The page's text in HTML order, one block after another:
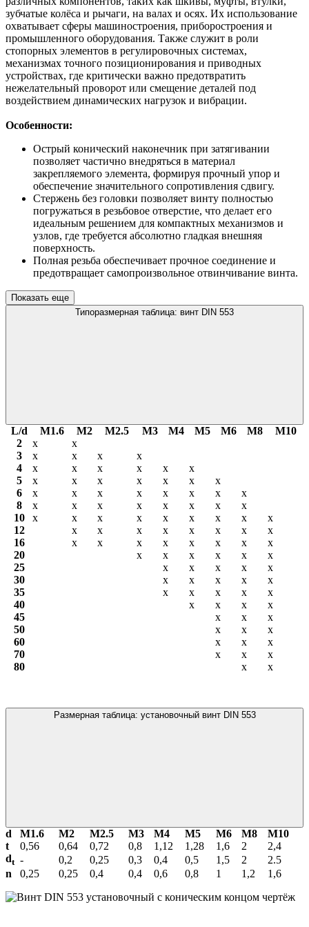
зубчатые колёса и рычаги, на валах и осях. Их использование
охватывает сферы машиностроения, приборостроения и
промышленного оборудования. Также служит в роли
стопорных элементов в регулировочных системах,
механизмах точного позиционирования и приводных
устройствах, где критически важно предотвратить
нежелательный проворот или смещение деталей под
воздействием динамических нагрузок и вибрации.
Особенности:
Острый конический наконечник при затягивании
позволяет частично внедряться в материал
закрепляемого элемента, формируя прочный упор и
обеспечение значительного сопротивления сдвигу.
Стержень без головки позволяет винту полностью
погружаться в резьбовое отверстие, что делает его
идеальным решением для компактных механизмов и
узлов, где требуется абсолютно гладкая внешняя
поверхность.
Полная резьба обеспечивает прочное соединение и
предотвращает самопроизвольное отвинчивание винта.
Показать еще
Типоразмерная таблица: винт DIN 553
L/d М1.6 М2 М2.5 М3 М4 М5 М6 М8
М10
2
х
х
3
х х х
х
4
х х х х х
х
5
х х х х х х
х
6
х х х х х х х
х
8
х х х х х х х
х
10
х х х х х х х х
х
12
х х х х х х х
х
16
х х х х х х х
х
20
х х х х х
х
25
х х х х
х
30
х х х х
х
35
х х х х
х
40
х х х
х
45
х х
х
50
х х
х
60
х х
х
70
х х
х
80
х х
Размерная таблица: установочный винт DIN 553
d М1.6 М2 М2.5 М3 М4 М5 М6 М8
М10
t
0,56 0,64 0,72 0,8 1,12 1,28 1,6 2
2,4
dt - 0,2 0,25 0,3 0,4 0,5 1,5 2
2.5
n
0,25 0,25 0,4 0,4 0,6 0,8 1 1,2 1,6